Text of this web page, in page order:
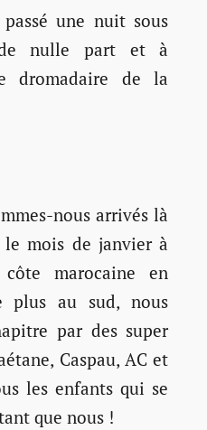
une nuit sous
nulle part et à
dromadaire de la
nous arrivés là
le mois de janvier à
marocaine en
plus au sud, nous
par des super
Caspau, AC et
les enfants qui se
que nous !